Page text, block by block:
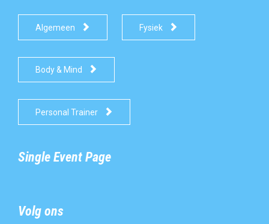
Algemeen  Fysiek 
Body & Mind 
Personal Trainer 
Single Event Page
Volg ons